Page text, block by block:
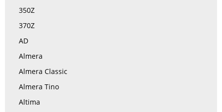
350Z
370Z
AD
Almera
Almera Classic
Almera Tino
Altima